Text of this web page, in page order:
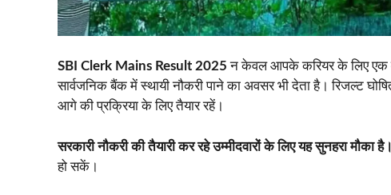
SBI Clerk Mains Result 2025 न केवल आपके करियर के लिए एक
सार्वजनिक बैंक में स्थायी नौकरी पाने का अवसर भी देता है। रिजल्ट
आगे की प्रक्रिया के लिए तैयार रहें।
सरकारी नौकरी की तैयारी कर रहे उम्मीदवारों के लिए यह सुनहरा मौका है।
हो सकें।